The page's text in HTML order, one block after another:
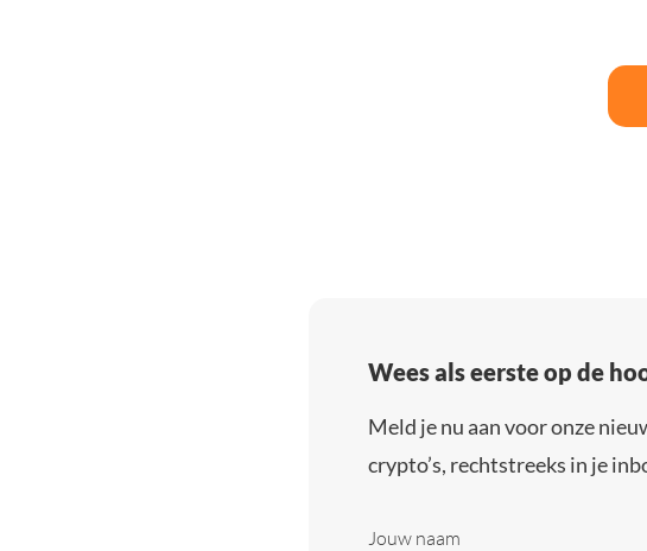
Wees als eerste op de
Meld je nu aan voor onze
crypto’s, rechtstreeks in je
Jouw naam